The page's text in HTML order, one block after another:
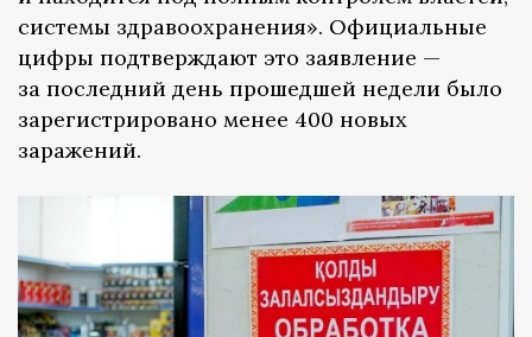
системы здравоохранения». Официальные
цифры подтверждают это заявление —
за последний день прошедшей недели было
зарегистрировано менее 400 новых
заражений.